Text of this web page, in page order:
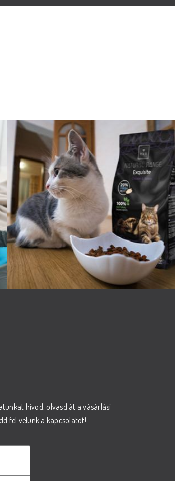
hívod, olvasd át a vásárlási
fel velünk a kapcsolatot!